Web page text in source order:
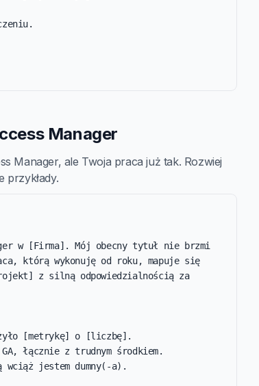
Manager
Manager, ale Twoja praca już tak. Rozwiej
przykłady.
w [Firma]. Mój obecny tytuł nie brzmi
którą wykonuję od roku, mapuje się
z silną odpowiedzialnością za
[metrykę] o [liczbę].
łącznie z trudnym środkiem.
wciąż jestem dumny(-a).